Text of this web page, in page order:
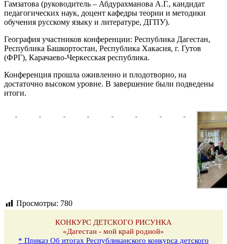
Гамзатова (руководитель – Абдурахманова А.Г., кандидат
педагогических наук, доцент кафедры теории и методики
обучения русскому языку и литературе, ДГПУ).
География участников конференции: Республика Дагестан,
Республика Башкортостан, Республика Хакасия, г. Гутов
(ФРГ), Карачаево-Черкесская республика.
Конференция прошла оживленно и плодотворно, на
достаточно высоком уровне. В завершение были подведены
итоги.
Просмотры: 780
КОНКУРС ДЕТСКОГО РИСУНКА
«Дагестан - мой край родной»
* Приказ Об итогах Республиканского конкурса детского